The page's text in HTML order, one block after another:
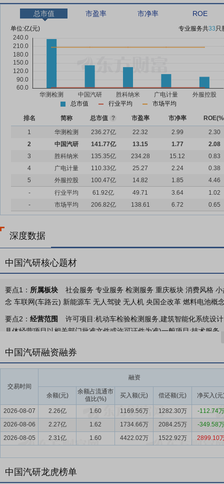
总市值 市盈率 市净率 ROE
单位:亿(元) 专业服务共33只
总市值 行业平均 市场平均
排名 简称 总市值 ? 市盈率 市净率
1
华测检测 236.27亿 22.32 2.99
2.30
2
中国汽研 141.77亿 13.15 1.77
2.08
3
胜科纳米 135.35亿 234.28 15.12
0.83
4
广电计量 110.33亿 25.27 2.24
0.38
5
外服控股 100.47亿 14.82 1.85
4.46
-
行业平均 61.92亿 49.71 3.64
1.02
-
市场平均 206.82亿 138.61 6.72 0.65
深度数据
中国汽研核心题材
要点1： 所属板块
社会服务 专业服务 检测服务 重庆板块 消费风格
念 车联网(车路云) 新能源车 无人驾驶 无人机 央国企改革 燃料电池概
要点2： 经营范围
许可项目:机动车检验检测服务,建筑智能化系统设
具体经营项目以相关部门批准文件或许可证件为准)一般项目:技术服
口,汽车销售,新能源汽车整车销售,汽车零配件零售,摩托车及零配件零
材料销售,非居住房地产租赁,会议及展览服务,市场营销策划,项目策划
咨询服务,软件开发,软件销售,电子产品销售,通讯设备销售,办公设备
依法自主开展经营活动)前款所指经营范围以公司登记机关的登记审
关调整手续。
要点3：汽车技术服务业务
汽车技术服务业务：公司聚焦“安全”“绿
试验装备及技术咨询等业务。
要点5： 汽车技术服务行业
中国汽研融资融券
交易时间
融资
余额(元)
余额占流通市
值比(%)
买入额(元) 偿还额(元) 净买入(元
2026-08-07 2.26亿 1.60 1169.56万 1282.30万
-112.74万
2026-08-06
2.27亿 1.62 1734.66万 2084.25万
-349.58万
2026-08-05
2.31亿 1.60 4422.02万 1522.92万 2899.10
中国汽研龙虎榜单